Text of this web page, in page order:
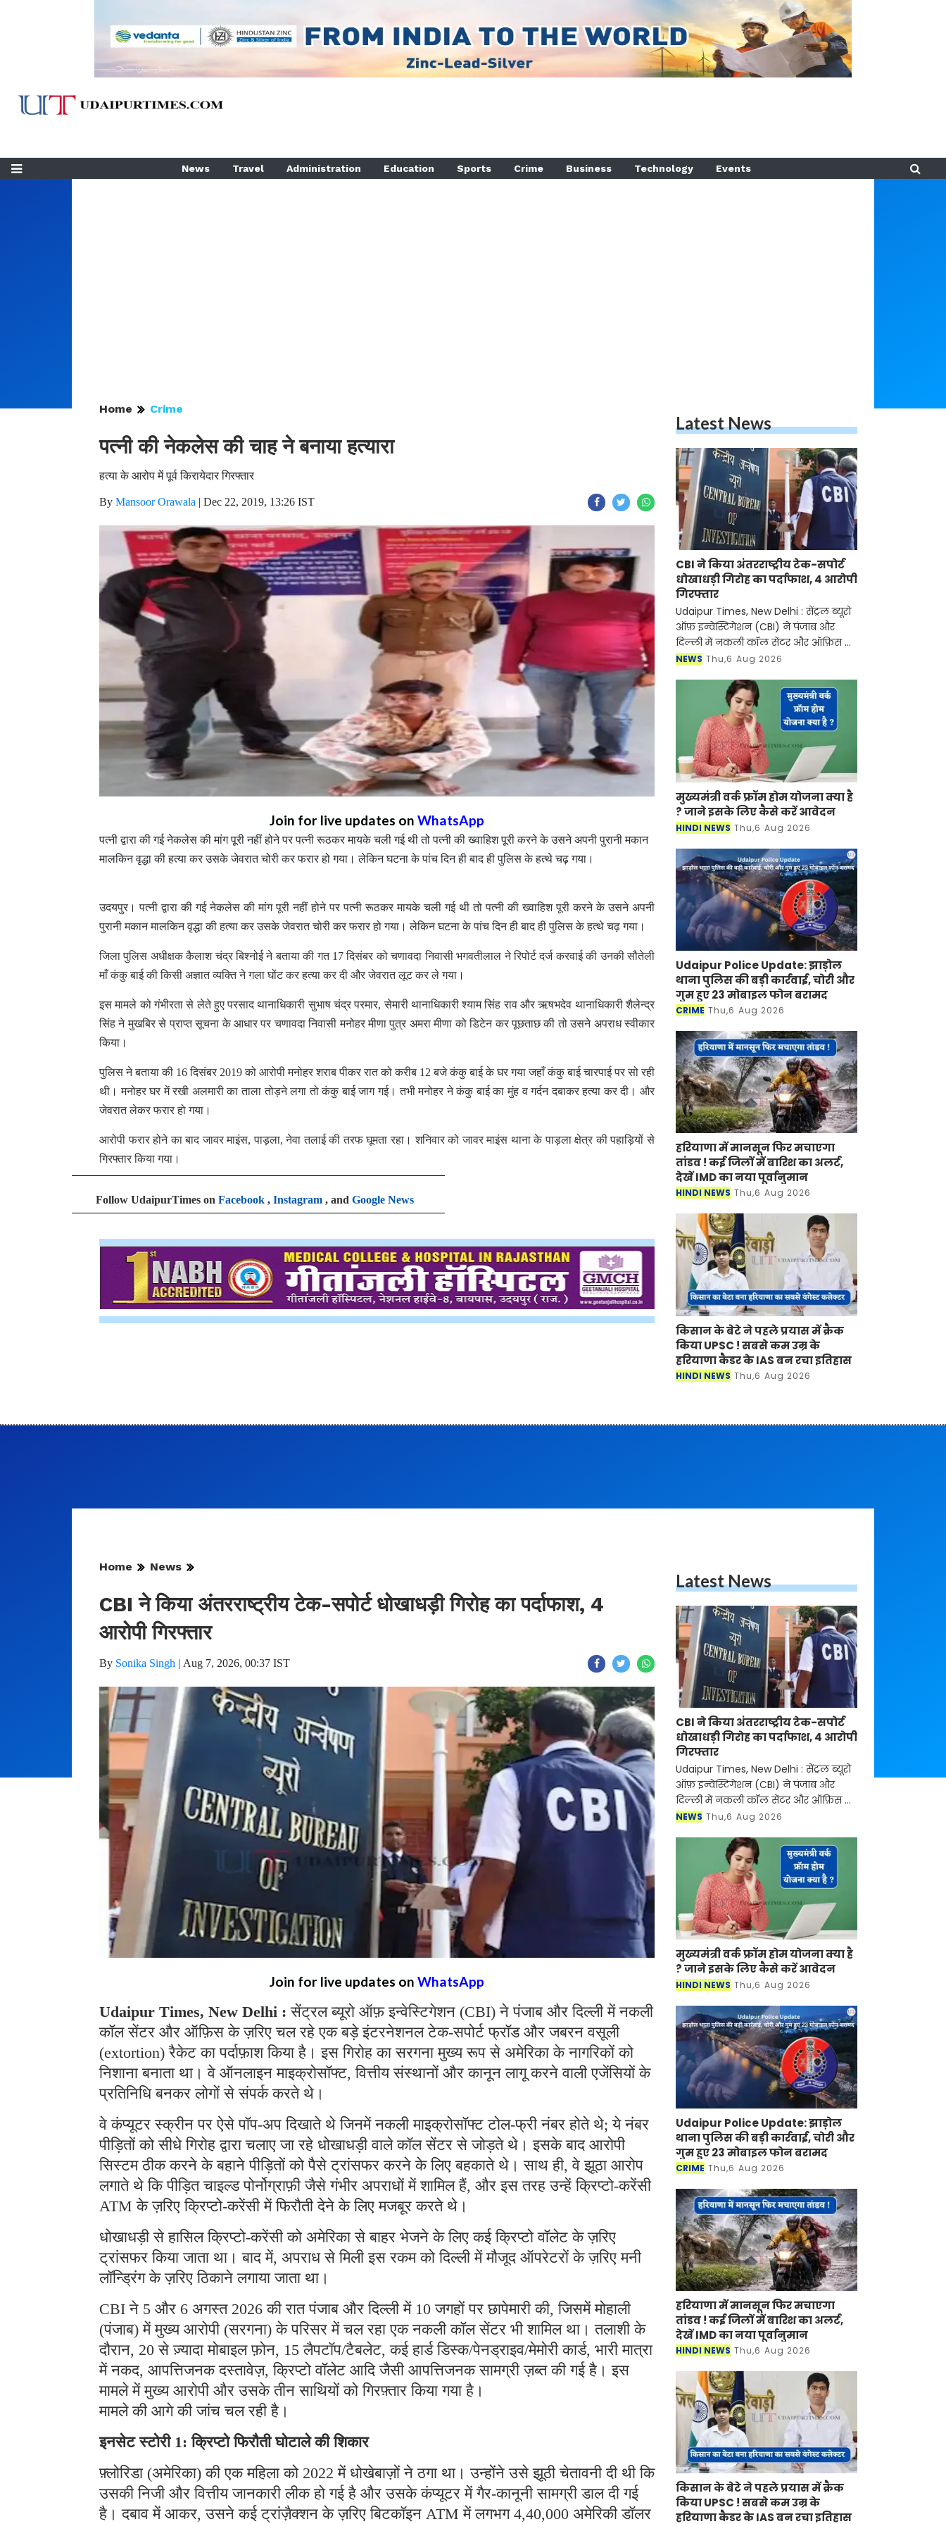
News Travel Administration Education Sports Crime Business Technology Events
Home Crime
पत्नी की नेकलेस की चाह ने बनाया हत्यारा
हत्या के आरोप में पूर्व किरायेदार गिरफ्तार
By Mansoor Orawala | Dec 22, 2019, 13:26 IST
Join for live updates on WhatsApp
पत्नी द्वारा की गई नेकलेस की मांग पूरी नहीं होने पर पत्नी रूठकर मायके चली गई थी तो पत्नी की ख्वाहिश पूरी करने के उसने अपनी पुरानी मकान
मालकिन वृद्धा की हत्या कर उसके जेवरात चोरी कर फरार हो गया। लेकिन घटना के पांच दिन ही बाद ही पुलिस के हत्थे चढ़ गया।
उदयपुर। पत्नी द्वारा की गई नेकलेस की मांग पूरी नहीं होने पर पत्नी रूठकर मायके चली गई थी तो पत्नी की ख्वाहिश पूरी करने के उसने अपनी
पुरानी मकान मालकिन वृद्धा की हत्या कर उसके जेवरात चोरी कर फरार हो गया। लेकिन घटना के पांच दिन ही बाद ही पुलिस के हत्थे चढ़ गया।
जिला पुलिस अधीक्षक कैलाश चंद्र बिश्नोई ने बताया की गत 17 दिसंबर को चणावदा निवासी भगवतीलाल ने रिपोर्ट दर्ज करवाई की उनकी सौतेली
माँ कंकु बाई की किसी अज्ञात व्यक्ति ने गला घोंट कर हत्या कर दी और जेवरात लूट कर ले गया।
इस मामले को गंभीरता से लेते हुए परसाद थानाधिकारी सुभाष चंद्र परमार, सेमारी थानाधिकारी श्याम सिंह राव और ऋषभदेव थानाधिकारी शैलेन्द्र
सिंह ने मुखबिर से प्राप्त सूचना के आधार पर चणावदा निवासी मनोहर मीणा पुत्र अमरा मीणा को डिटेन कर पूछताछ की तो उसने अपराध स्वीकार
किया।
पुलिस ने बताया की 16 दिसंबर 2019 को आरोपी मनोहर शराब पीकर रात को करीब 12 बजे कंकु बाई के घर गया जहाँ कंकु बाई चारपाई पर सो रही
थी। मनोहर घर में रखी अलमारी का ताला तोड़ने लगा तो कंकु बाई जाग गई। तभी मनोहर ने कंकु बाई का मुंह व गर्दन दबाकर हत्या कर दी। और
जेवरात लेकर फरार हो गया।
आरोपी फरार होने का बाद जावर माइंस, पाड़ला, नेवा तलाई की तरफ घूमता रहा। शनिवार को जावर माइंस थाना के पाड़ला क्षेत्र की पहाड़ियों से
गिरफ्तार किया गया।
Follow UdaipurTimes on Facebook , Instagram , and Google News
Latest News
CBI ने किया अंतरराष्ट्रीय टेक-सपोर्ट
धोखाधड़ी गिरोह का पर्दाफाश, 4 आरोपी
गिरफ्तार
Udaipur Times, New Delhi : सेंट्रल ब्यूरो
ऑफ़ इन्वेस्टिगेशन (CBI) ने पंजाब और
दिल्ली में नकली कॉल सेंटर और ऑफ़िस के
ज़रिए चल रहे एक बड़े इंटरनेशनल टेक-
NEWS Thu,6 Aug 2026
मुख्यमंत्री वर्क फ्रॉम होम योजना क्या है
? जाने इसके लिए कैसे करें आवेदन
HINDI NEWS Thu,6 Aug 2026
Udaipur Police Update: झाड़ोल
थाना पुलिस की बड़ी कार्रवाई, चोरी और
गुम हुए 23 मोबाइल फोन बरामद
CRIME Thu,6 Aug 2026
हरियाणा में मानसून फिर मचाएगा
तांडव ! कई जिलों में बारिश का अलर्ट,
देखें IMD का नया पूर्वानुमान
HINDI NEWS Thu,6 Aug 2026
किसान के बेटे ने पहले प्रयास में क्रैक
किया UPSC ! सबसे कम उम्र के
हरियाणा कैडर के IAS बन रचा इतिहास
HINDI NEWS Thu,6 Aug 2026
Home News
CBI ने किया अंतरराष्ट्रीय टेक-सपोर्ट धोखाधड़ी गिरोह का पर्दाफाश, 4
आरोपी गिरफ्तार
By Sonika Singh | Aug 7, 2026, 00:37 IST
Join for live updates on WhatsApp
Udaipur Times, New Delhi :सेंट्रल ब्यूरो ऑफ़ इन्वेस्टिगेशन (CBI) ने पंजाब और दिल्ली में नकली
कॉल सेंटर और ऑफ़िस के ज़रिए चल रहे एक बड़े इंटरनेशनल टेक-सपोर्ट फ्रॉड और जबरन वसूली
(extortion) रैकेट का पर्दाफ़ाश किया है। इस गिरोह का सरगना मुख्य रूप से अमेरिका के नागरिकों को
निशाना बनाता था। वे ऑनलाइन माइक्रोसॉफ्ट, वित्तीय संस्थानों और कानून लागू करने वाली एजेंसियों के
प्रतिनिधि बनकर लोगों से संपर्क करते थे।
वे कंप्यूटर स्क्रीन पर ऐसे पॉप-अप दिखाते थे जिनमें नकली माइक्रोसॉफ्ट टोल-फ्री नंबर होते थे; ये नंबर
पीड़ितों को सीधे गिरोह द्वारा चलाए जा रहे धोखाधड़ी वाले कॉल सेंटर से जोड़ते थे। इसके बाद आरोपी
सिस्टम ठीक करने के बहाने पीड़ितों को पैसे ट्रांसफर करने के लिए बहकाते थे। साथ ही, वे झूठा आरोप
लगाते थे कि पीड़ित चाइल्ड पोर्नोग्राफ़ी जैसे गंभीर अपराधों में शामिल हैं, और इस तरह उन्हें क्रिप्टो-करेंसी
ATM के ज़रिए क्रिप्टो-करेंसी में फिरौती देने के लिए मजबूर करते थे।
धोखाधड़ी से हासिल क्रिप्टो-करेंसी को अमेरिका से बाहर भेजने के लिए कई क्रिप्टो वॉलेट के ज़रिए
ट्रांसफर किया जाता था। बाद में, अपराध से मिली इस रकम को दिल्ली में मौजूद ऑपरेटरों के ज़रिए मनी
लॉन्ड्रिंग के ज़रिए ठिकाने लगाया जाता था।
CBI ने 5 और 6 अगस्त 2026 की रात पंजाब और दिल्ली में 10 जगहों पर छापेमारी की, जिसमें मोहाली
(पंजाब) में मुख्य आरोपी (सरगना) के परिसर में चल रहा एक नकली कॉल सेंटर भी शामिल था। तलाशी के
दौरान, 20 से ज़्यादा मोबाइल फ़ोन, 15 लैपटॉप/टैबलेट, कई हार्ड डिस्क/पेनड्राइव/मेमोरी कार्ड, भारी मात्रा
में नकद, आपत्तिजनक दस्तावेज़, क्रिप्टो वॉलेट आदि जैसी आपत्तिजनक सामग्री ज़ब्त की गई है। इस
मामले में मुख्य आरोपी और उसके तीन साथियों को गिरफ़्तार किया गया है।
मामले की आगे की जांच चल रही है।
इनसेट स्टोरी 1: क्रिप्टो फिरौती घोटाले की शिकार
फ़्लोरिडा (अमेरिका) की एक महिला को 2022 में धोखेबाज़ों ने ठगा था। उन्होंने उसे झूठी चेतावनी दी थी कि
उसकी निजी और वित्तीय जानकारी लीक हो गई है और उसके कंप्यूटर में गैर-कानूनी सामग्री डाल दी गई
है। दबाव में आकर, उसने कई ट्रांज़ैक्शन के ज़रिए बिटकॉइन ATM में लगभग 4,40,000 अमेरिकी डॉलर
Latest News
CBI ने किया अंतरराष्ट्रीय टेक-सपोर्ट
धोखाधड़ी गिरोह का पर्दाफाश, 4 आरोपी
गिरफ्तार
Udaipur Times, New Delhi : सेंट्रल ब्यूरो
ऑफ़ इन्वेस्टिगेशन (CBI) ने पंजाब और
दिल्ली में नकली कॉल सेंटर और ऑफ़िस के
ज़रिए चल रहे एक बड़े इंटरनेशनल टेक-
NEWS Thu,6 Aug 2026
मुख्यमंत्री वर्क फ्रॉम होम योजना क्या है
? जाने इसके लिए कैसे करें आवेदन
HINDI NEWS Thu,6 Aug 2026
Udaipur Police Update: झाड़ोल
थाना पुलिस की बड़ी कार्रवाई, चोरी और
गुम हुए 23 मोबाइल फोन बरामद
CRIME Thu,6 Aug 2026
हरियाणा में मानसून फिर मचाएगा
तांडव ! कई जिलों में बारिश का अलर्ट,
देखें IMD का नया पूर्वानुमान
HINDI NEWS Thu,6 Aug 2026
किसान के बेटे ने पहले प्रयास में क्रैक
किया UPSC ! सबसे कम उम्र के
हरियाणा कैडर के IAS बन रचा इतिहास